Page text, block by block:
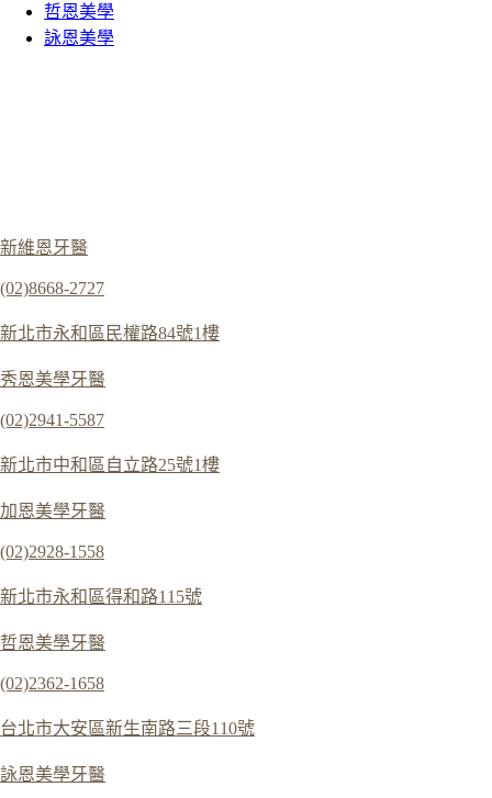
哲恩美學
詠恩美學
新維恩牙醫
(02)8668-2727
新北市永和區民權路84號1樓
秀恩美學牙醫
(02)2941-5587
新北市中和區自立路25號1樓
加恩美學牙醫
(02)2928-1558
新北市永和區得和路115號
哲恩美學牙醫
(02)2362-1658
台北市大安區新生南路三段110號
詠恩美學牙醫